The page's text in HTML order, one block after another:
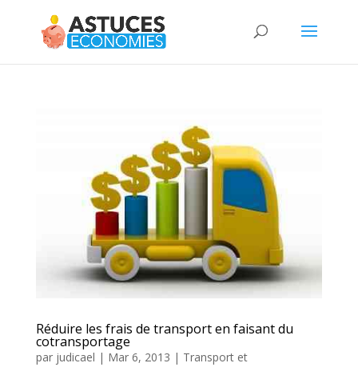
Réduire les frais de transport en faisant du
cotransportage
par judicael | Mar 6, 2013 | Transport et